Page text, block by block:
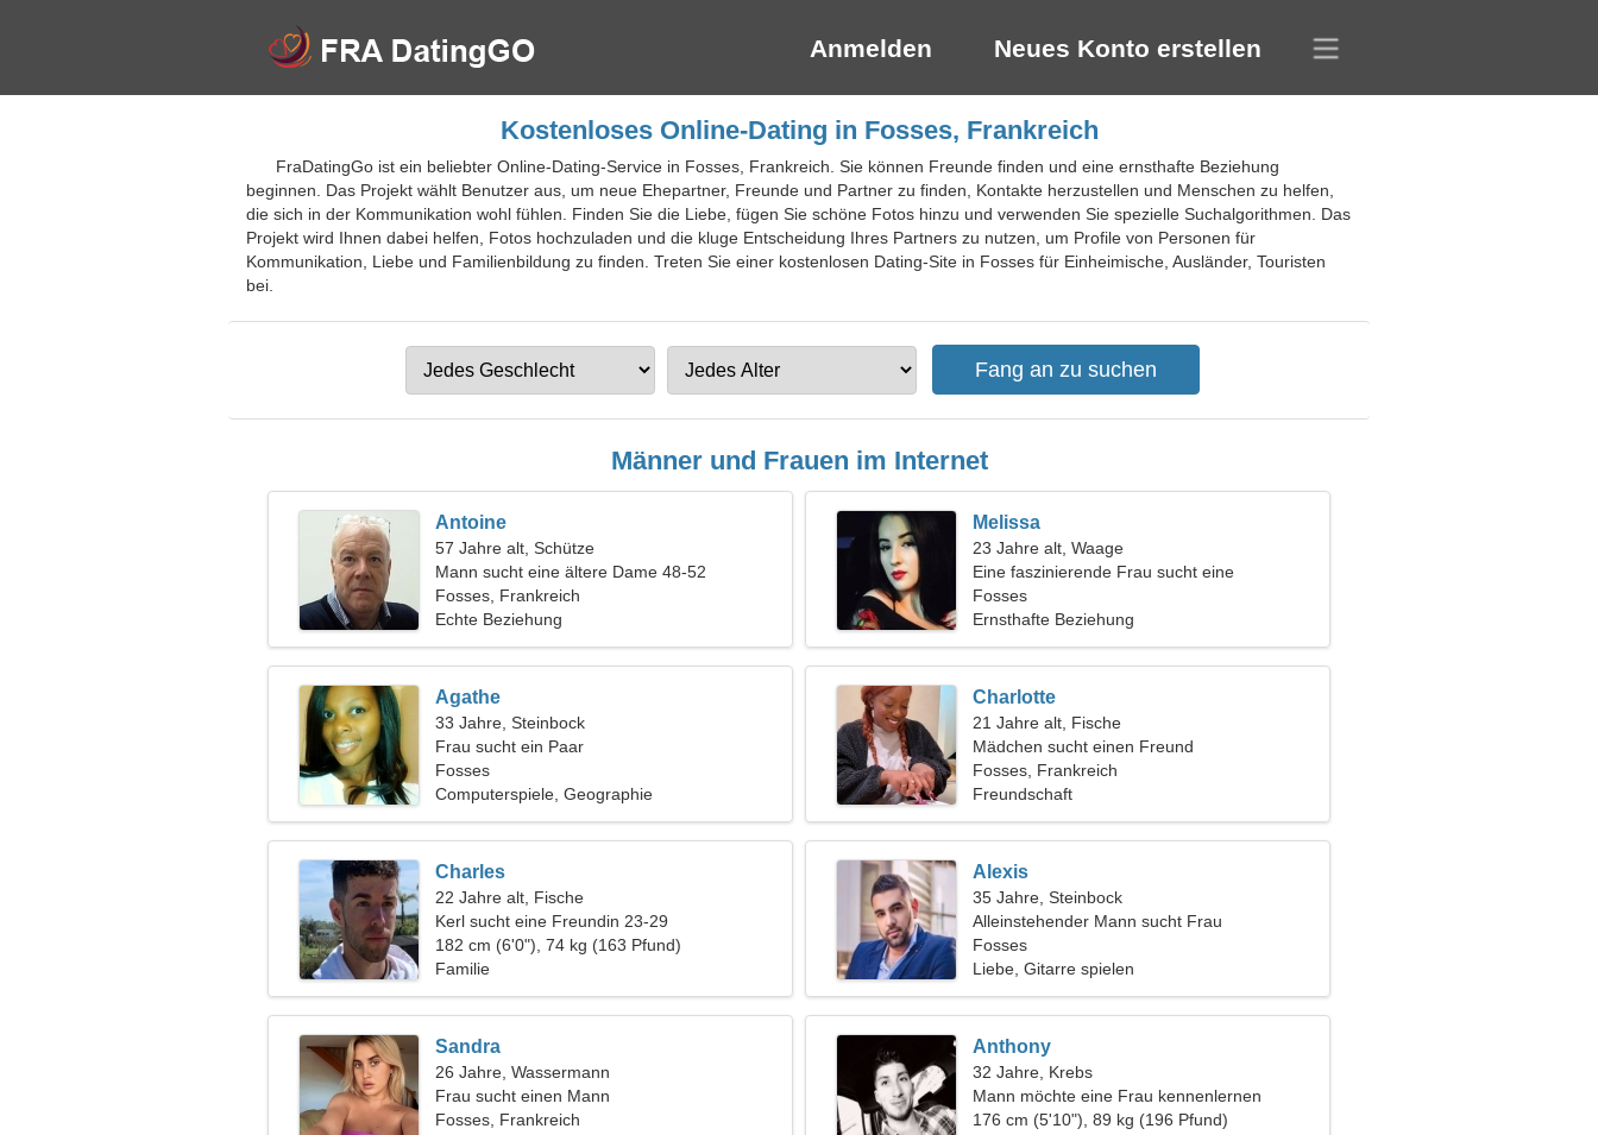
Anmelden Neues Konto erstellen
Kostenloses Online-Dating in Fosses, Frankreich
FraDatingGo ist ein beliebter Online-Dating-Service in Fosses, Frankreich. Sie können Freunde finden und eine ernsthafte Beziehung
beginnen. Das Projekt wählt Benutzer aus, um neue Ehepartner, Freunde und Partner zu finden, Kontakte herzustellen und Menschen zu helfen,
die sich in der Kommunikation wohl fühlen. Finden Sie die Liebe, fügen Sie schöne Fotos hinzu und verwenden Sie spezielle Suchalgorithmen. Das
Projekt wird Ihnen dabei helfen, Fotos hochzuladen und die kluge Entscheidung Ihres Partners zu nutzen, um Profile von Personen für
Kommunikation, Liebe und Familienbildung zu finden. Treten Sie einer kostenlosen Dating-Site in Fosses für Einheimische, Ausländer, Touristen
bei.
Männer und Frauen im Internet
Antoine
57 Jahre alt, Schütze
Mann sucht eine ältere Dame 48-52
Fosses, Frankreich
Echte Beziehung
Melissa
23 Jahre alt, Waage
Eine faszinierende Frau sucht eine
Beziehung
Fosses
Ernsthafte Beziehung
Agathe
33 Jahre, Steinbock
Frau sucht ein Paar
Fosses
Computerspiele, Geographie
Charlotte
21 Jahre alt, Fische
Mädchen sucht einen Freund
Fosses, Frankreich
Freundschaft
Charles
22 Jahre alt, Fische
Kerl sucht eine Freundin 23-29
182 cm (6'0"), 74 kg (163 Pfund)
Familie
Alexis
35 Jahre, Steinbock
Alleinstehender Mann sucht Frau
Fosses
Liebe, Gitarre spielen
Sandra
26 Jahre, Wassermann
Frau sucht einen Mann
Fosses, Frankreich
Anthony
32 Jahre, Krebs
Mann möchte eine Frau kennenlernen
176 cm (5'10"), 89 kg (196 Pfund)